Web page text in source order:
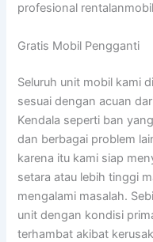
profesional
Gratis Mobil Pengganti
Seluruh unit mobil kami
sesuai dengan acuan
Kendala seperti ban
dan berbagai problem
karena itu kami siap
setara atau lebih tinggi
mengalami masalah.
unit dengan kondisi
terhambat akibat